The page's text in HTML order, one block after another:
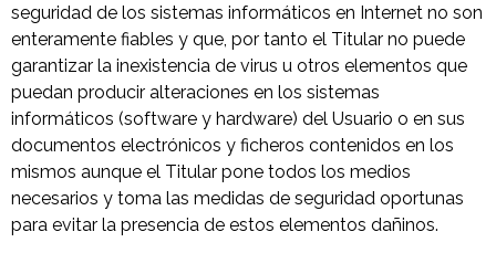
seguridad de los sistemas informáticos en Internet no son
enteramente fiables y que, por tanto el Titular no puede
garantizar la inexistencia de virus u otros elementos que
puedan producir alteraciones en los sistemas
informáticos (software y hardware) del Usuario o en sus
documentos electrónicos y ficheros contenidos en los
mismos aunque el Titular pone todos los medios
necesarios y toma las medidas de seguridad oportunas
para evitar la presencia de estos elementos dañinos.